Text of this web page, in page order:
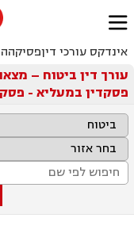

אינדקס עורכי דיןפסיקה
עורך דין ביטוח –
פסקדין במעליא -